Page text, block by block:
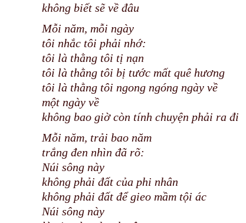
không biết sẽ về đâu
Mỗi năm, mỗi ngày
tôi nhắc tôi phải nhớ:
tôi là thằng tôi tị nạn
tôi là thằng tôi bị tước mất quê hương
tôi là thằng tôi ngong ngóng ngày về
một ngày về
không bao giờ còn tính chuyện phải ra đi
Mỗi năm, trải bao năm
trắng đen nhìn đã rõ:
Núi sông này
không phải đất của phi nhân
không phải đất để gieo mầm tội ác
Núi sông này